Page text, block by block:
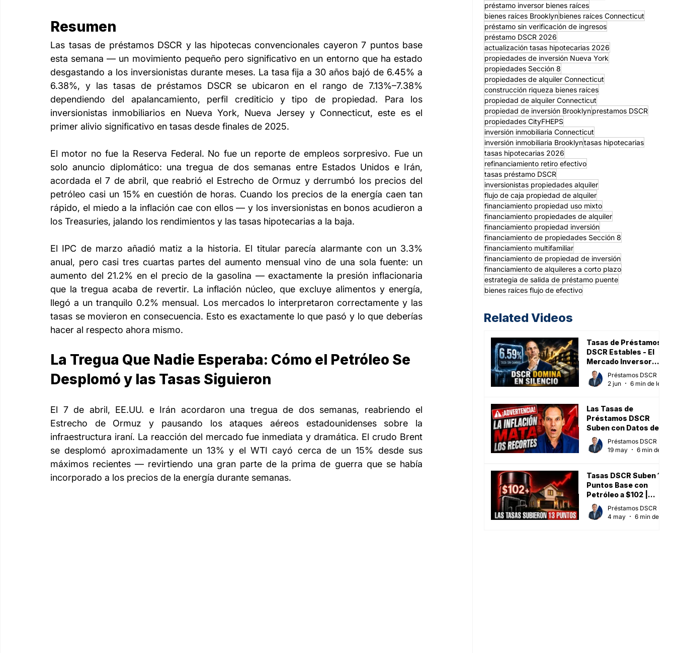
Resumen
Las tasas de préstamos DSCR y las hipotecas convencionales cayeron 7 puntos base
esta semana — un movimiento pequeño pero significativo en un entorno que ha estado
desgastando a los inversionistas durante meses. La tasa fija a 30 años bajó de 6.45% a
6.38%, y las tasas de préstamos DSCR se ubicaron en el rango de 7.13%–7.38%
dependiendo del apalancamiento, perfil crediticio y tipo de propiedad. Para los
inversionistas inmobiliarios en Nueva York, Nueva Jersey y Connecticut, este es el
primer alivio significativo en tasas desde finales de 2025.
El motor no fue la Reserva Federal. No fue un reporte de empleos sorpresivo. Fue un
solo anuncio diplomático: una tregua de dos semanas entre Estados Unidos e Irán,
acordada el 7 de abril, que reabrió el Estrecho de Ormuz y derrumbó los precios del
petróleo casi un 15% en cuestión de horas. Cuando los precios de la energía caen tan
rápido, el miedo a la inflación cae con ellos — y los inversionistas en bonos acudieron a
los Treasuries, jalando los rendimientos y las tasas hipotecarias a la baja.
El IPC de marzo añadió matiz a la historia. El titular parecía alarmante con un 3.3%
anual, pero casi tres cuartas partes del aumento mensual vino de una sola fuente: un
aumento del 21.2% en el precio de la gasolina — exactamente la presión inflacionaria
que la tregua acaba de revertir. La inflación núcleo, que excluye alimentos y energía,
llegó a un tranquilo 0.2% mensual. Los mercados lo interpretaron correctamente y las
tasas se movieron en consecuencia. Esto es exactamente lo que pasó y lo que deberías
hacer al respecto ahora mismo.
La Tregua Que Nadie Esperaba: Cómo el Petróleo Se
Desplomó y las Tasas Siguieron
El 7 de abril, EE.UU. e Irán acordaron una tregua de dos semanas, reabriendo el
Estrecho de Ormuz y pausando los ataques aéreos estadounidenses sobre la
infraestructura iraní. La reacción del mercado fue inmediata y dramática. El crudo Brent
se desplomó aproximadamente un 13% y el WTI cayó cerca de un 15% desde sus
máximos recientes — revirtiendo una gran parte de la prima de guerra que se había
incorporado a los precios de la energía durante semanas.
préstamo inversor bienes raíces
bienes raíces Brooklynbienes raíces Connecticut
préstamo sin verificación de ingresos
préstamo DSCR 2026
actualización tasas hipotecarias 2026
propiedades de inversión Nueva York
propiedades Sección 8
propiedades de alquiler Connecticut
construcción riqueza bienes raíces
propiedad de alquiler Connecticut
propiedad de inversión Brooklynprestamos DSCR
propiedades CityFHEPS
inversión inmobiliaria Connecticut
inversión inmobiliaria Brooklyntasas hipotecarias
tasas hipotecarias 2026
refinanciamiento retiro efectivo
tasas préstamo DSCR
inversionistas propiedades alquiler
flujo de caja propiedad de alquiler
financiamiento propiedad uso mixto
financiamiento propiedades de alquiler
financiamiento propiedad inversión
financiamiento de propiedades Sección 8
financiamiento multifamiliar
financiamiento de propiedad de inversión
financiamiento de alquileres a corto plazo
estrategia de salida de préstamo puente
bienes raíces flujo de efectivo
Related Videos
Tasas de Préstamos
DSCR Estables - El
Mercado Inversor
Sube (Mayo 2026)
Préstamos DSCR
2 jun
Las Tasas de
Préstamos DSCR
Suben con Datos de
Inflación al Alza [15 de
mayo de 2026]
Préstamos DSCR
19 may
Tasas DSCR Suben 13
Puntos Base con
Petróleo a $102 |
Mayo 2026Préstamos DSCR
4 may